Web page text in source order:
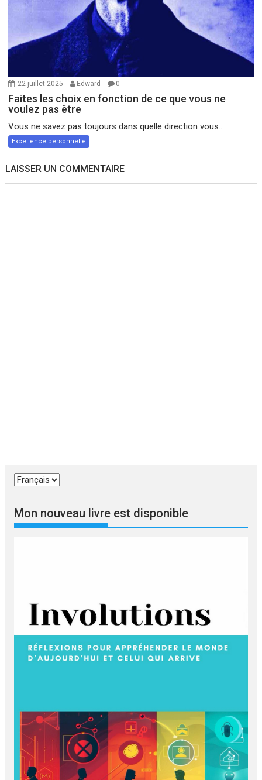
22 juillet 2025 Edward 0
Faites les choix en fonction de ce que vous ne
voulez pas être
Vous ne savez pas toujours dans quelle direction vous...
Excellence personnelle
LAISSER UN COMMENTAIRE
Choisir
langue
Mon nouveau livre est disponible